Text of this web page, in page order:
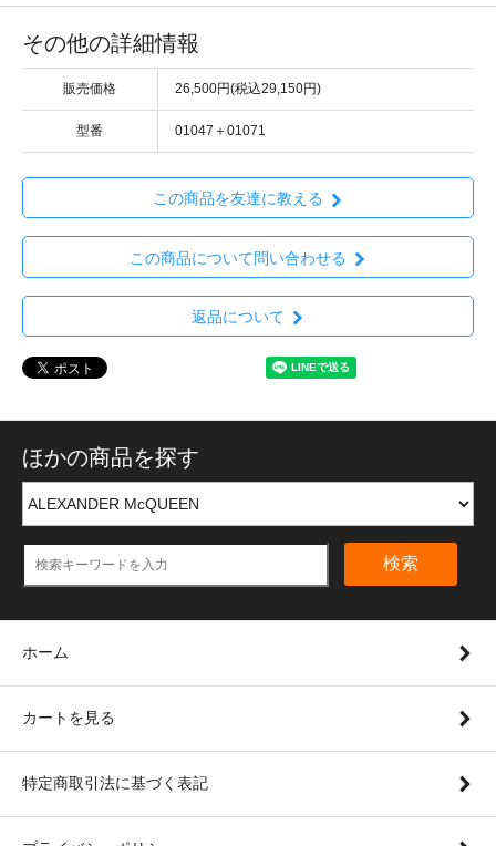
その他の詳細情報
販売価格 26,500円(税込29,150円)
型番 01047＋01071
この商品を友達に教える
この商品について問い合わせる
返品について
ほかの商品を探す
検索
ホーム
カートを見る
特定商取引法に基づく表記